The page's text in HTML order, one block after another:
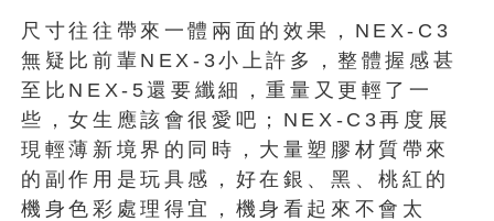
尺寸往往帶來一體兩面的效果，NEX-C3
無疑比前輩NEX-3小上許多，整體握感甚
至比NEX-5還要纖細，重量又更輕了一
些，女生應該會很愛吧；NEX-C3再度展
現輕薄新境界的同時，大量塑膠材質帶來
的副作用是玩具感，好在銀、黑、桃紅的
機身色彩處理得宜，機身看起來不會太